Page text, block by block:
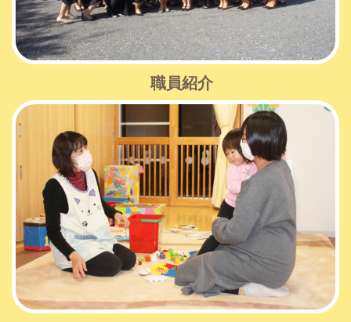
職員紹介